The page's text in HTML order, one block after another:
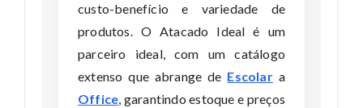
custo-benefício e variedade de
produtos. O Atacado Ideal é um
parceiro ideal, com um catálogo
extenso que abrange de Escolara
Office, garantindo estoque e preços